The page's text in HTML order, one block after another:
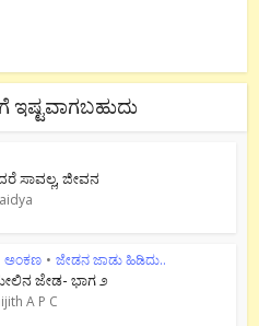
ಇಷ್ಟವಾಗಬಹುದು
ಸಾವಲ್ಲ, ಜೀವನ
ಅಂಕಣ • ಜೇಡನ ಜಾಡು ಹಿಡಿದು..
ಜೇಡ- ಭಾಗ ೨
A P C